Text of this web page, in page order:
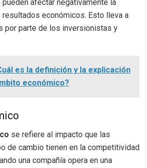
afectar negativamente la
económicos. Esto lleva a
por parte de los inversionistas y
es la definición y la explicación
económico?
se refiere al impacto que las
de cambio tienen en la competitividad
una compañía opera en una